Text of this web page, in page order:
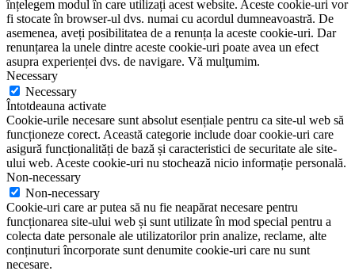
înțelegem modul în care utilizați acest website. Aceste cookie-uri vor
fi stocate în browser-ul dvs. numai cu acordul dumneavoastră. De
asemenea, aveți posibilitatea de a renunța la aceste cookie-uri. Dar
renunțarea la unele dintre aceste cookie-uri poate avea un efect
asupra experienței dvs. de navigare. Vă mulţumim.
Necessary
Necessary
Întotdeauna activate
Cookie-urile necesare sunt absolut esențiale pentru ca site-ul web să
funcționeze corect. Această categorie include doar cookie-uri care
asigură funcționalități de bază și caracteristici de securitate ale site-
ului web. Aceste cookie-uri nu stochează nicio informație personală.
Non-necessary
Non-necessary
Cookie-uri care ar putea să nu fie neapărat necesare pentru
funcționarea site-ului web și sunt utilizate în mod special pentru a
colecta date personale ale utilizatorilor prin analize, reclame, alte
conținuturi încorporate sunt denumite cookie-uri care nu sunt
necesare.